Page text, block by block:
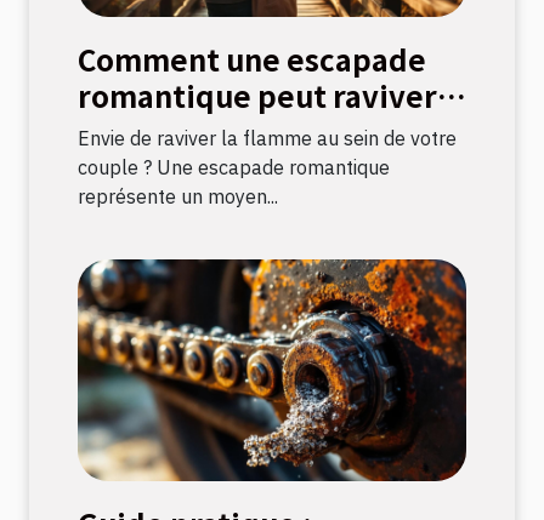
Comment une escapade
romantique peut raviver
la flamme amoureuse ?
Envie de raviver la flamme au sein de votre
couple ? Une escapade romantique
représente un moyen...